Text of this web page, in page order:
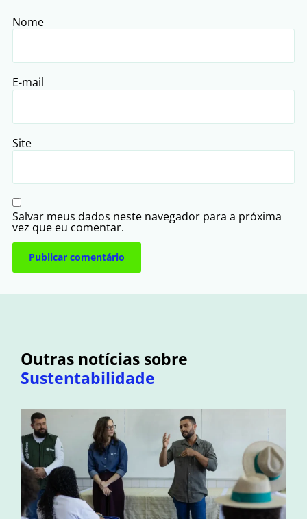
Nome
E-mail
Site
Salvar meus dados neste navegador para a próxima
vez que eu comentar.
Outras notícias sobre
Sustentabilidade